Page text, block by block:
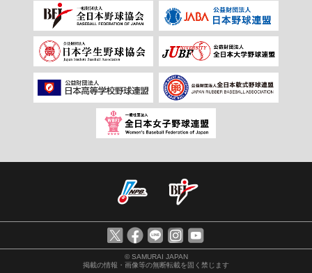
© SAMURAI JAPAN
掲載の情報・画像等の無断転載を固く禁じます